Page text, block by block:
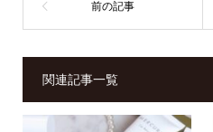
関連記事一覧